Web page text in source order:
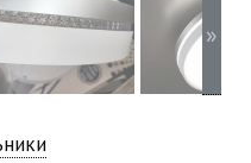
»